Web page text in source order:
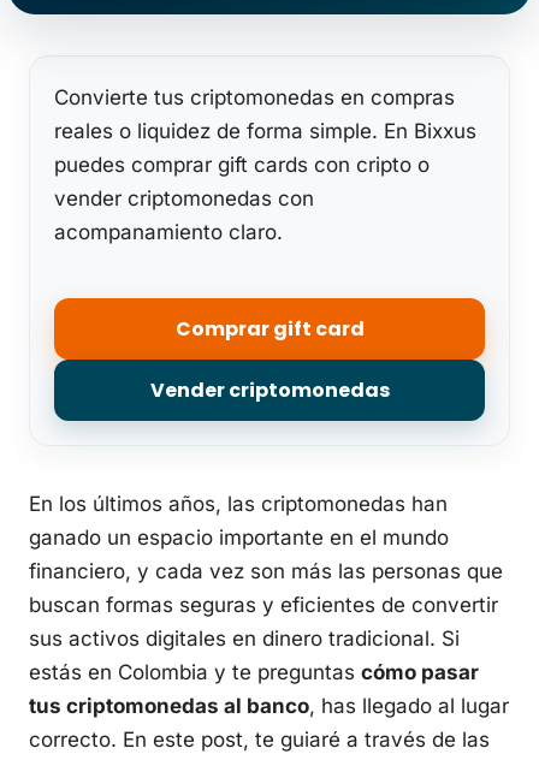
Convierte tus criptomonedas en compras
reales o liquidez de forma simple. En Bixxus
puedes comprar gift cards con cripto o
vender criptomonedas con
acompanamiento claro.
Comprar gift card
Vender criptomonedas
En los últimos años, las criptomonedas han
ganado un espacio importante en el mundo
financiero, y cada vez son más las personas que
buscan formas seguras y eficientes de convertir
sus activos digitales en dinero tradicional. Si
estás en Colombia y te preguntas cómo pasar
tus criptomonedas al banco, has llegado al lugar
correcto. En este post, te guiaré a través de las